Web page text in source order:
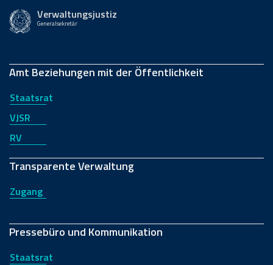
Verwaltungsjustiz
Generalsekretär
Amt Beziehungen mit der Öffentlichkeit
Staatsrat
VJSR
RV
Transparente Verwaltung
Zugang
Pressebüro und Kommunikation
Staatsrat